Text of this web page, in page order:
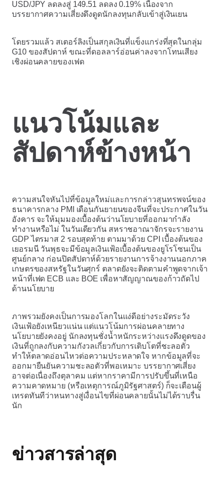
USD/JPY ลดลงสู่ 149.51 ลดลง 0.19% เนื่องจาก
บรรยากาศความเสี่ยงดึงดูดนักลงทุนกลับเข้าสู่เงินเยน
โดยรวมแล้ว สเตอร์ลิงเป็นสกุลเงินที่แข็งแกร่งที่สุดในกลุ่ม
G10 ของสัปดาห์ ขณะที่ดอลลาร์อ่อนค่าลงจากโทนเสียง
เชิงผ่อนคลายของเฟด
แนวโน้มและ
สัปดาห์ข้างหน้า
ความสนใจหันไปที่ข้อมูลใหม่และการกล่าวสุนทรพจน์ของ
ธนาคารกลาง PMI เดือนกันยายนของจีนที่จะประกาศในวัน
อังคาร จะให้มุมมองเบื้องต้นว่านโยบายที่ออกมากำลัง
ทำงานหรือไม่ ในวันเดียวกัน สหราชอาณาจักรจะรายงาน
GDP ไตรมาส 2 รอบสุดท้าย ตามมาด้วย CPI เบื้องต้นของ
เยอรมนี วันพุธจะมีข้อมูลเงินเฟ้อเบื้องต้นของยูโรโซนเป็น
ศูนย์กลาง ก่อนปิดสัปดาห์ด้วยรายงานการจ้างงานนอกภาค
เกษตรของสหรัฐในวันศุกร์ ตลาดยังจะติดตามคำพูดจากเจ้า
หน้าที่เฟด ECB และ BOE เพื่อหาสัญญาณของก้าวถัดไป
ด้านนโยบาย
ภาพรวมยังคงเป็นการมองโลกในแง่ดีอย่างระมัดระวัง
เงินเฟ้อยังเหนียวแน่น แต่แนวโน้มการผ่อนคลายทาง
นโยบายยังคงอยู่ นักลงทุนชั่งน้ำหนักระหว่างแรงดึงดูดของ
เงินที่ถูกลงกับความกังวลเกี่ยวกับการเติบโตที่ชะลอตัว
ทำให้ตลาดอ่อนไหวต่อความประหลาดใจ หากข้อมูลที่จะ
ออกมายืนยันความชะลอตัวที่พอเหมาะ บรรยากาศเสี่ยง
อาจต่อเนื่องถึงตุลาคม แต่หากราคามีการปรับขึ้นที่เหนือ
ความคาดหมาย (หรือเหตุการณ์ภูมิรัฐศาสตร์) ก็จะเตือนผู้
เทรดทันทีว่าหนทางสู่เงื่อนไขที่ผ่อนคลายนั้นไม่ได้ราบรื่น
นัก
ข่าวสารล่าสุด